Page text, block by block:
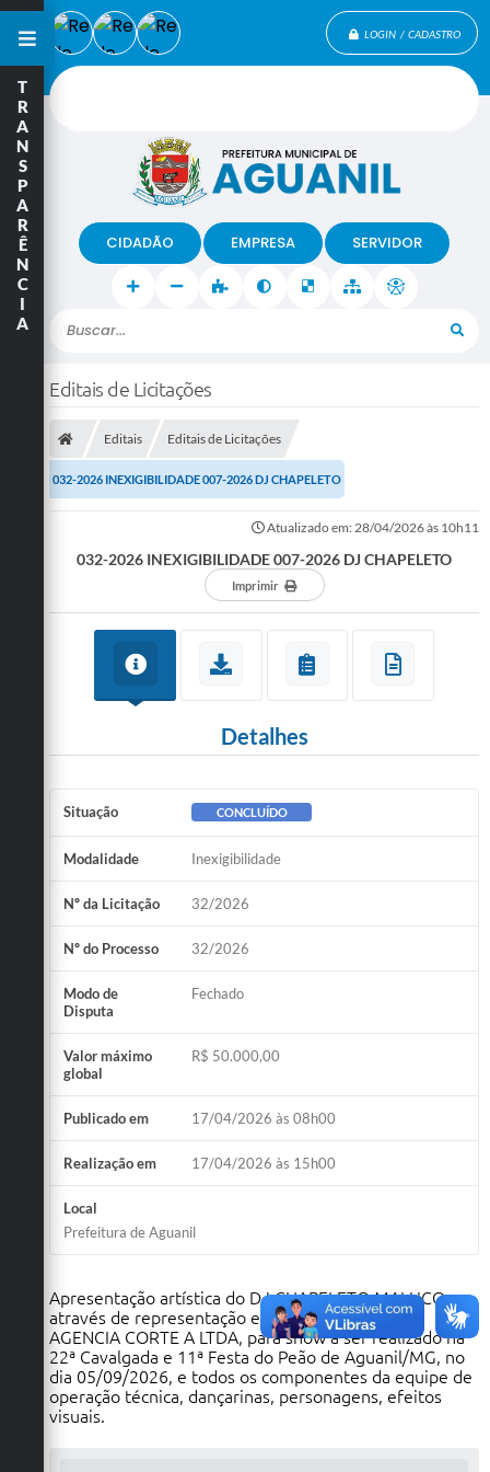
LOGIN / CADASTRO
Buscar...
CIDADÃO EMPRESA SERVIDOR
T
R
A
N
S
P
A
R
Ê
N
C
I
A
Editais de Licitações
Editais Editais de Licitações
032-2026 INEXIGIBILIDADE 007-2026 DJ CHAPELETO
Atualizado em: 28/04/2026 às 10h11
032-2026 INEXIGIBILIDADE 007-2026 DJ CHAPELETO
Imprimir
Detalhes
Situação CONCLUÍDO
Modalidade Inexigibilidade
Nº da Licitação 32/2026
Nº do Processo 32/2026
Modo de
Disputa
Fechado
Valor máximo
global
R$ 50.000,00
Publicado em 17/04/2026 às 08h00
Realização em 17/04/2026 às 15h00
Local
Prefeitura de Aguanil
Apresentação artística do DJ CHAPELETO MALUCO,
através de representação empresarial exclusiva
AGENCIA CORTE A LTDA, para show a ser realizado na
22ª Cavalgada e 11ª Festa do Peão de Aguanil/MG, no
dia 05/09/2026, e todos os componentes da equipe de
operação técnica, dançarinas, personagens, efeitos
visuais.